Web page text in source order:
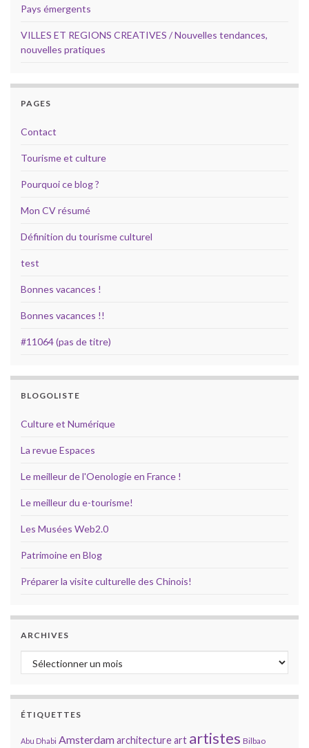
Pays émergents
VILLES ET REGIONS CREATIVES / Nouvelles tendances,
nouvelles pratiques
PAGES
Contact
Tourisme et culture
Pourquoi ce blog ?
Mon CV résumé
Définition du tourisme culturel
test
Bonnes vacances !
Bonnes vacances !!
#11064 (pas de titre)
BLOGOLISTE
Culture et Numérique
La revue Espaces
Le meilleur de l'Oenologie en France !
Le meilleur du e-tourisme!
Les Musées Web2.0
Patrimoine en Blog
Préparer la visite culturelle des Chinois!
ARCHIVES
Archives
ÉTIQUETTES
Abu Dhabi Amsterdamarchitectureart artistes Bilbao